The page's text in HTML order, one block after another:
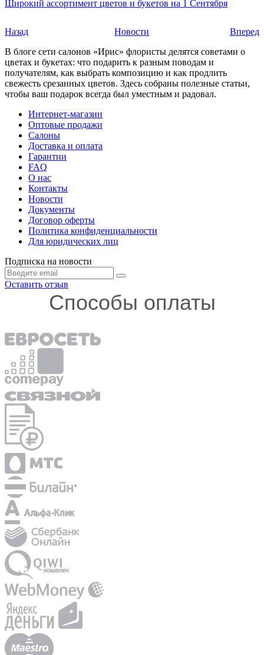
Широкий ассортимент цветов и букетов на 1 Сентября
Назад Новости
Вперед
В блоге сети салонов «Ирис» флористы делятся советами о
цветах и букетах: что подарить к разным поводам и
получателям, как выбрать композицию и как продлить
свежесть срезанных цветов. Здесь собраны полезные статьи,
чтобы ваш подарок всегда был уместным и радовал.
Интернет-магазин
Оптовые продажи
Салоны
Доставка и оплата
Гарантии
FAQ
О нас
Контакты
Новости
Документы
Договор оферты
Политика конфиденциальности
Для юридических лиц
Подписка на новости
Оставить отзыв
Способы оплаты